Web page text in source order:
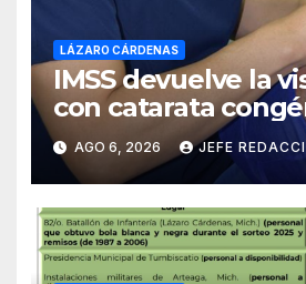
LÁZARO CÁRDENAS
IMSS devuelve la
con catarata
23 años de
AGO 6, 2026 JEFE